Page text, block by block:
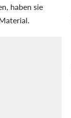
haben sie